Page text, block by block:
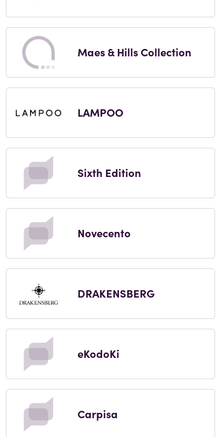
Maes & Hills Collection
LAMPOO
Sixth Edition
Novecento
DRAKENSBERG
eKodoKi
Carpisa